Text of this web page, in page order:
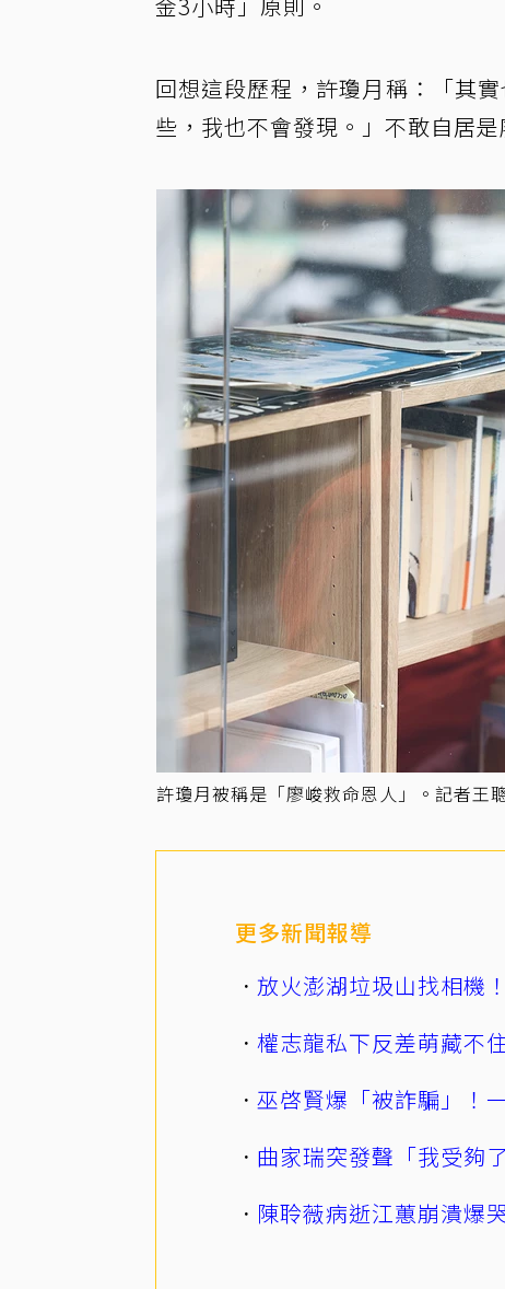
回想這段歷程，許瓊月稱：「其
些，我也不會發現。」不敢自居是
許瓊月被稱是「廖峻救命恩人」。記者王
更多新聞報導
放火澎湖垃圾山找相機
權志龍私下反差萌藏不
巫啓賢爆「被詐騙」！
曲家瑞突發聲「我受夠
陳聆薇病逝江蕙崩潰爆